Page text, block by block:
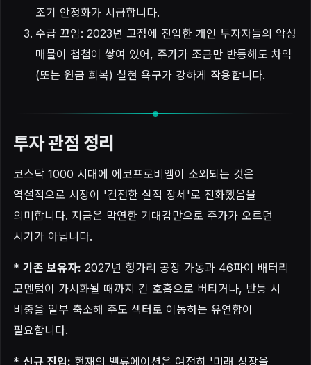
조기 안정화가 시급합니다.
수급 꼬임: 2023년 고점에 진입한 개인 투자자들의 악성
매물이 첩첩이 쌓여 있어, 주가가 조금만 반등해도 차익
(또는 원금 회복) 실현 욕구가 강하게 작용합니다.
투자 관점 정리
코스닥 1000 시대에 에코프로비엠이 소외되는 것은
역설적으로 시장이 '건전한 실적 장세'로 진화했음을
의미합니다. 지금은 막연한 기대감만으로 주가가 오르던
시기가 아닙니다.
* 기존 보유자: 2027년 헝가리 공장 가동과 46파이 배터리
모멘텀이 가시화될 때까지 긴 호흡으로 버티거나, 반등 시
비중을 일부 축소해 주도 섹터로 이동하는 유연함이
필요합니다.
* 신규 진입: 현재의 밸류에이션은 여전히 '미래 성장을